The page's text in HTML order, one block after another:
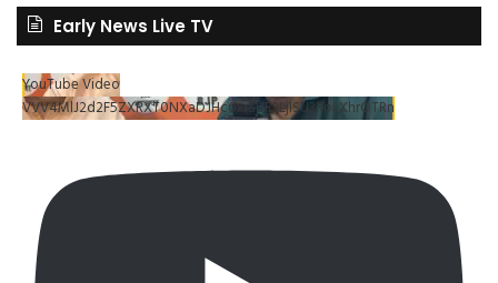
Early News Live TV
YouTube Video
VVV4MlJ2d2F5ZXRXT0NXaDJHc0xrSUR3LjlSU3RpLXhrOTRn